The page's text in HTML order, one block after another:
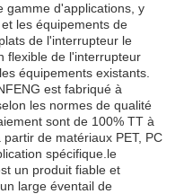
gamme d'applications, y
les équipements de
de l'interrupteur le
flexible de l'interrupteur
équipements existants.
est fabriqué à
les normes de qualité
sont de 100% TT à
de matériaux PET, PC
spécifique.le
un produit fiable et
large éventail de